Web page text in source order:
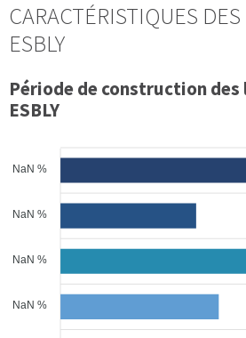
CARACTÉRISTIQUES
ESBLY
Période de construction des
ESBLY
NaN %
NaN %
NaN %
NaN %